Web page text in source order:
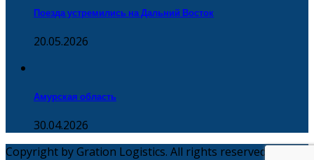
Поезда устремились на Дальний Восток
20.05.2026
Амурская область
30.04.2026
Copyright by Gration Logistics. All rights reserved